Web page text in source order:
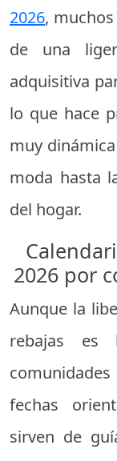
2026,
de una
adquisitiva
lo que hace
muy
moda hasta
del hogar.
2026 por
Aunque la
rebajas es
fechas
sirven de